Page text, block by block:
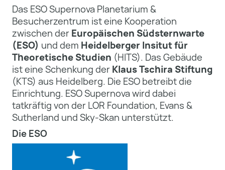
Das ESO Supernova Planetarium &
Besucherzentrum ist eine Kooperation
zwischen derEuropäischen Südsternwarte
(ESO) und dem Heidelberger Insitut für
Theoretische Studien (HITS). Das Gebäude
ist eine Schenkung derKlaus Tschira Stiftung
(KTS) aus Heidelberg. Die ESO betreibt die
Einrichtung. ESO Supernova wird dabei
tatkräftig von der LOR Foundation, Evans &
Sutherland und Sky-Skan unterstützt.
Die ESO